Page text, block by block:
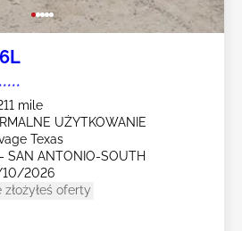
mile
UŻYTKOWANIE
Texas
SAN ANTONIO-SOUTH
2026
złożyłeś oferty